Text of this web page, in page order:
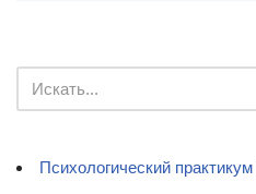
Психологический практикум